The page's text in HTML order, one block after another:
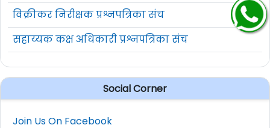
विक्रीकर निरीक्षक प्रश्नपत्रिका संच
सहाय्यक कक्ष अधिकारी प्रश्नपत्रिका संच
Social Corner
Join Us On Facebook